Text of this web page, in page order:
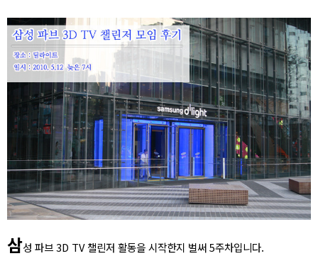
삼성 파브 3D TV 챌린저 활동을 시작한지 벌써 5주차입니다.